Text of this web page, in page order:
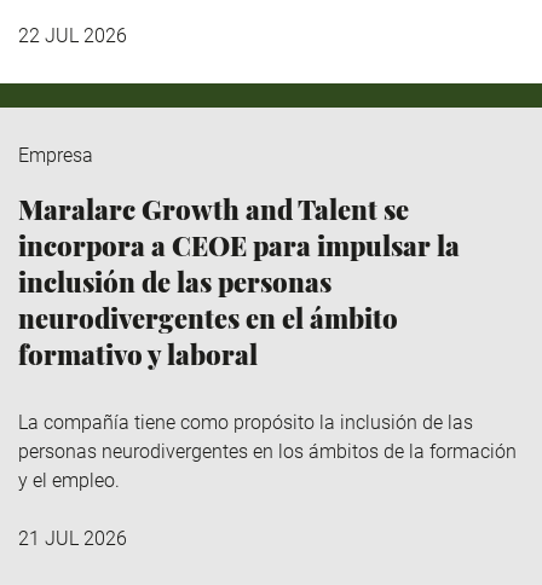
22 JUL 2026
Empresa
Maralarc Growth and Talent se
incorpora a CEOE para impulsar la
inclusión de las personas
neurodivergentes en el ámbito
formativo y laboral
La compañía tiene como propósito la inclusión de las
personas neurodivergentes en los ámbitos de la formación
y el empleo.
21 JUL 2026